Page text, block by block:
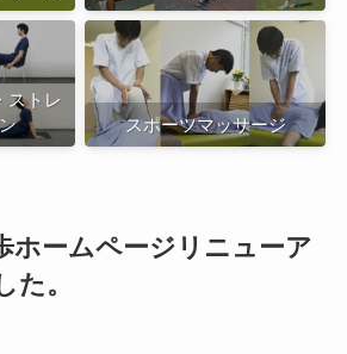
ストレ
スポーツマッサージ
ホームページリニューア
た。